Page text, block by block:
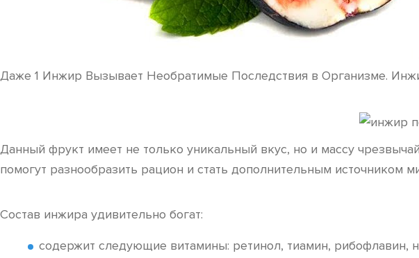
Даже 1 Инжир Вызывает Необратимые Последствия в Организме.
Данный фрукт имеет не только уникальный вкус, но и массу
помогут разнообразить рацион и стать дополнительным источником
Состав инжира удивительно богат:
содержит следующие витамины: ретинол, тиамин, рибофлавин,